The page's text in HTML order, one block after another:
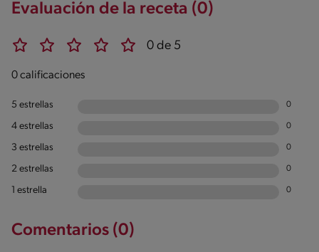
Evaluación de la receta (0)
0 de 5
0 calificaciones
5 estrellas 0
4 estrellas 0
3 estrellas 0
2 estrellas 0
1 estrella 0
Comentarios (0)